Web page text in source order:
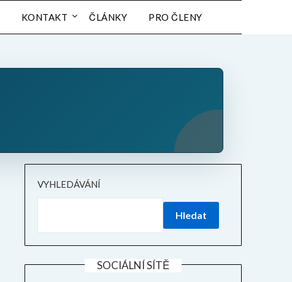
KONTAKT ČLÁNKY PRO ČLENY
VYHLEDÁVÁNÍ
Hledat
SOCIÁLNÍ SÍTĚ